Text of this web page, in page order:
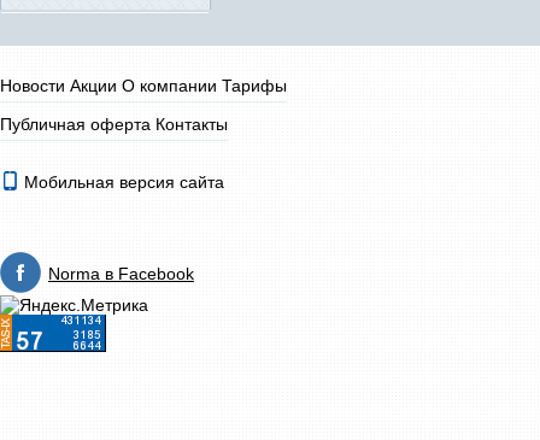
Новости Акции О компании Тарифы
Публичная оферта Контакты
Мобильная версия сайта
Norma в Facebook